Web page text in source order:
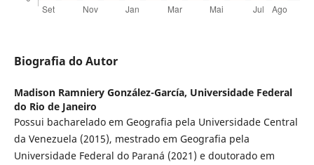
Biografia do Autor
Madison Ramniery González-García, Universidade Federal
do Rio de Janeiro
Possui bacharelado em Geografia pela Universidade Central
da Venezuela (2015), mestrado em Geografia pela
Universidade Federal do Paraná (2021) e doutorado em